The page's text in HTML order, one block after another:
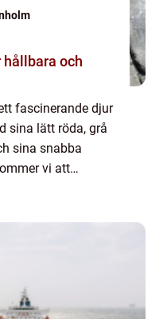
fascinerande djur
sina lätt röda, grå
sina snabba
vi att